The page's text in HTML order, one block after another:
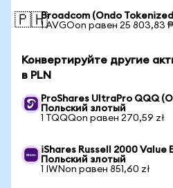
🇵🇭Broadcom (Ondo
1 AVGOon равен 25 803,83 ₱
Конвертируйте другие
в PLN
ProShares UltraPro QQQ
Польский злотый
1 TQQQon равен 270,59 zł
iShares Russell 2000 Value
Польский злотый
1 IWNon равен 851,60 zł